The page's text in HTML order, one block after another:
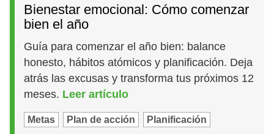
Bienestar emocional: Cómo comenzar
bien el año
Guía para comenzar el año bien: balance
honesto, hábitos atómicos y planificación. Deja
atrás las excusas y transforma tus próximos 12
meses. Leer artículo
Metas Plan de acción Planificación